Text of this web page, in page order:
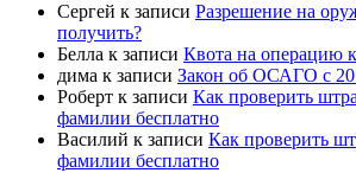
Сергей к записи Разрешение на
получить?
Белла к записи Квота на операцию
дима к записи Закон об ОСАГО с
Роберт к записи Как проверить
фамилии бесплатно
Василий к записи Как проверить
фамилии бесплатно